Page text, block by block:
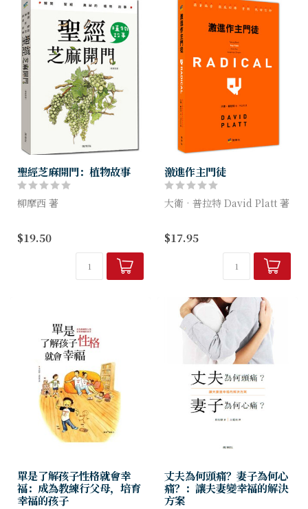
聖經芝麻開門：植物故事
柳摩西 著
為什麼爬到桑樹上呢? 為何耶
穌要咒詛時候未到，而結不出
果子的無花果樹? 種在園子裡
的一粒芥菜種，真的會長大成
$19.50
激進作主門徒
大衛‧普拉特 David Platt 著
的眾會友已體驗！
完全翻轉你生命的激進實驗
1. 為全世界禱告。
$17.95
單是了解孩子性格就會幸
福：成為教練行父母，培育
幸福的孩子
丈夫為何頭痛？妻子為何心
痛？：讓夫妻變幸福的解決
方案